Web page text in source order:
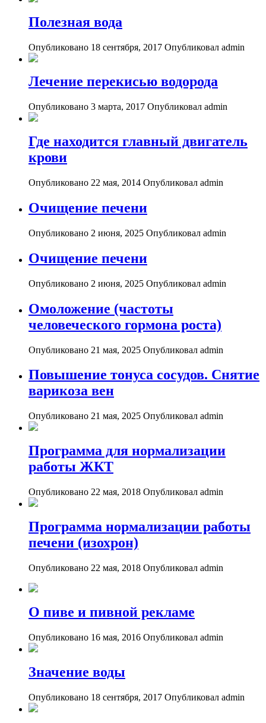
Полезная вода
Опубликовано 18 сентября, 2017 Опубликовал admin
Лечение перекисью водорода
Опубликовано 3 марта, 2017 Опубликовал admin
Где находится главный двигатель
крови
Опубликовано 22 мая, 2014 Опубликовал admin
Очищение печени
Опубликовано 2 июня, 2025 Опубликовал admin
Очищение печени
Опубликовано 2 июня, 2025 Опубликовал admin
Омоложение (частоты
человеческого гормона роста)
Опубликовано 21 мая, 2025 Опубликовал admin
Повышение тонуса сосудов. Снятие
варикоза вен
Опубликовано 21 мая, 2025 Опубликовал admin
Программа для нормализации
работы ЖКТ
Опубликовано 22 мая, 2018 Опубликовал admin
Программа нормализации работы
печени (изохрон)
Опубликовано 22 мая, 2018 Опубликовал admin
О пиве и пивной рекламе
Опубликовано 16 мая, 2016 Опубликовал admin
Значение воды
Опубликовано 18 сентября, 2017 Опубликовал admin